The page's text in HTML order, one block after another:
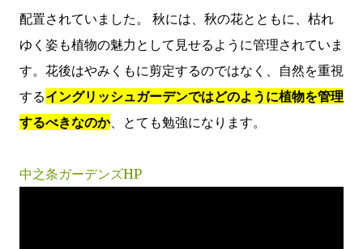
配置されていました。 秋には、秋の花とともに、枯れ
ゆく姿も植物の魅力として見せるように管理されていま
す。花後はやみくもに剪定するのではなく、自然を重視
するイングリッシュガーデンではどのように植物を管理
するべきなのか、とても勉強になります。
中之条ガーデンズHP